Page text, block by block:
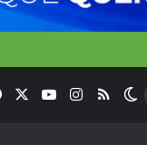
FacebookYouTubeInstagram
RSS